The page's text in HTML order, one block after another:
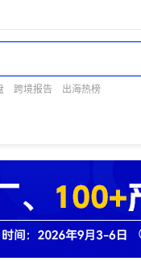
跨境报告 出海热榜